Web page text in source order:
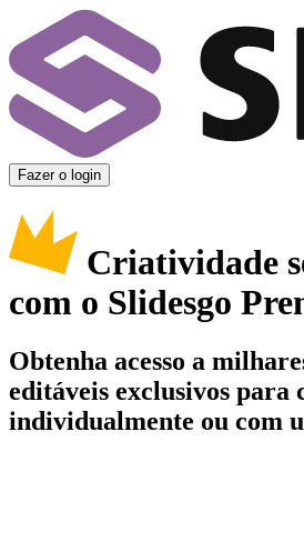
Fazer o login
Criatividade
com o Slidesgo
Obtenha acesso a
editáveis exclusivos para
individualmente ou com